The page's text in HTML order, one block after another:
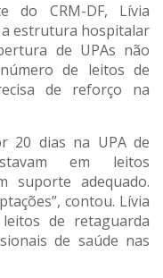
do CRM-DF, Lívia
a estrutura hospitalar
de UPAs não
de leitos de
de reforço na
20 dias na UPA de
em leitos
suporte adequado.
contou. Lívia
de retaguarda
de saúde nas